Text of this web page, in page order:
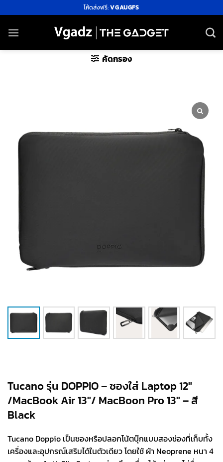
ไป
ยัง
โค้ดส่งฟรี:VGAUGFS
คัดกรอง
Tucano รุ่น DOPPIO – ซองใส่ Laptop 12″
/MacBook Air 13″/ MacBoon Pro 13″ – สี
Black
Tucano Doppio เป็นซองหรือปลอกโน้ตบุ๊กแบบสองช่องที่เก็บทั้ง
เครื่องและอุปกรณ์เสริมได้ในตัวเดียว โดยใช้ ผ้า Neoprene หนา 4